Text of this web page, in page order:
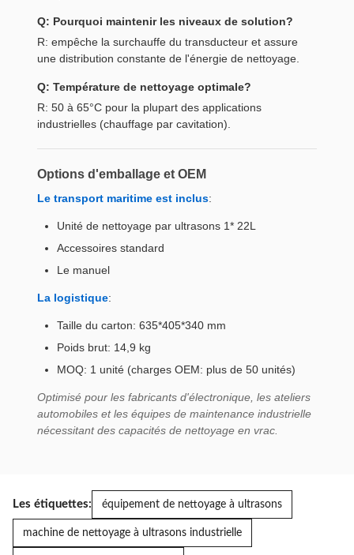
Q: Pourquoi maintenir les niveaux de solution?
R: empêche la surchauffe du transducteur et assure
une distribution constante de l'énergie de nettoyage.
Q: Température de nettoyage optimale?
R: 50 à 65°C pour la plupart des applications
industrielles (chauffage par cavitation).
Options d'emballage et OEM
Le transport maritime est inclus:
Unité de nettoyage par ultrasons 1* 22L
Accessoires standard
Le manuel
La logistique:
Taille du carton: 635*405*340 mm
Poids brut: 14,9 kg
MOQ: 1 unité (charges OEM: plus de 50 unités)
Optimisé pour les fabricants d'électronique, les ateliers
automobiles et les équipes de maintenance industrielle
nécessitant des capacités de nettoyage en vrac.
Les étiquettes: équipement de nettoyage à ultrasons
machine de nettoyage à ultrasons industrielle